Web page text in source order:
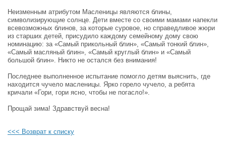
Неизменным атрибутом Масленицы являются блины,
символизирующие солнце. Дети вместе со своими мамами напекли
всевозможных блинов, за которые суровое, но справедливое жюри
из старших детей, присудило каждому семейному дому свою
номинацию: за «Самый прикольный блин», «Самый тонкий блин»,
«Самый масляный блин», «Самый круглый блин» и «Самый
большой блин». Никто не остался без внимания!
Последнее выполненное испытание помогло детям выяснить, где
находится чучело масленицы. Ярко горело чучело, а ребята
кричали «Гори, гори ясно, чтобы не погасло!».
Прощай зима! Здравствуй весна!
<<< Возврат к списку